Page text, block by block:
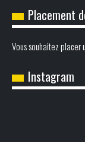
Placement
Vous souhaitez placer
Instagram